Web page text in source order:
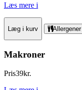
Læs mere i
Læg i kurv Allergener
Makroner
Pris39kr.